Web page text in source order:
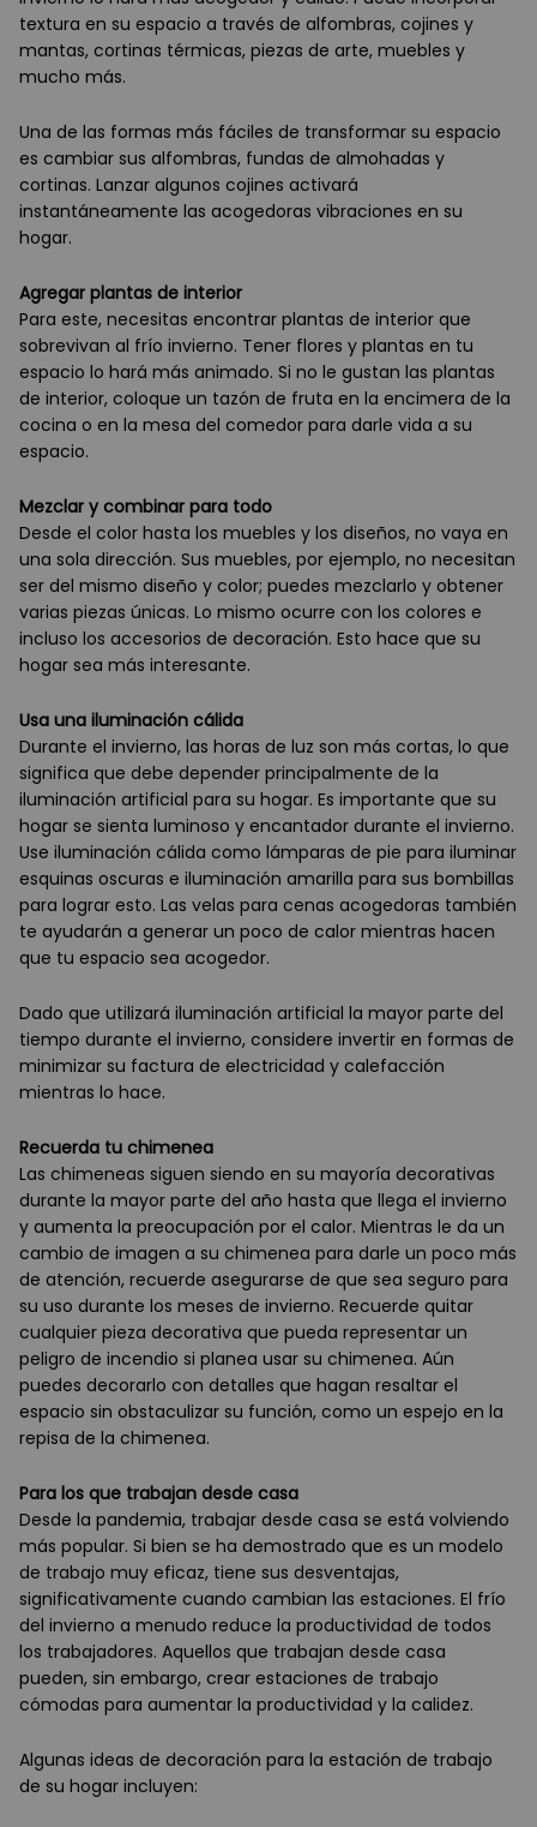
textura en su espacio a través de alfombras, cojines y
mantas, cortinas térmicas, piezas de arte, muebles y
mucho más.
Una de las formas más fáciles de transformar su espacio
es cambiar sus alfombras, fundas de almohadas y
cortinas. Lanzar algunos cojines activará
instantáneamente las acogedoras vibraciones en su
hogar.
Agregar plantas de interior
Para este, necesitas encontrar plantas de interior que
sobrevivan al frío invierno. Tener flores y plantas en tu
espacio lo hará más animado. Si no le gustan las plantas
de interior, coloque un tazón de fruta en la encimera de la
cocina o en la mesa del comedor para darle vida a su
espacio.
Mezclar y combinar para todo
Desde el color hasta los muebles y los diseños, no vaya en
una sola dirección. Sus muebles, por ejemplo, no necesitan
ser del mismo diseño y color; puedes mezclarlo y obtener
varias piezas únicas. Lo mismo ocurre con los colores e
incluso los accesorios de decoración. Esto hace que su
hogar sea más interesante.
Usa una iluminación cálida
Durante el invierno, las horas de luz son más cortas, lo que
significa que debe depender principalmente de la
iluminación artificial para su hogar. Es importante que su
hogar se sienta luminoso y encantador durante el invierno.
Use iluminación cálida como lámparas de pie para iluminar
esquinas oscuras e iluminación amarilla para sus bombillas
para lograr esto. Las velas para cenas acogedoras también
te ayudarán a generar un poco de calor mientras hacen
que tu espacio sea acogedor.
Dado que utilizará iluminación artificial la mayor parte del
tiempo durante el invierno, considere invertir en formas de
minimizar su factura de electricidad y calefacción
mientras lo hace.
Recuerda tu chimenea
Las chimeneas siguen siendo en su mayoría decorativas
durante la mayor parte del año hasta que llega el invierno
y aumenta la preocupación por el calor. Mientras le da un
cambio de imagen a su chimenea para darle un poco más
de atención, recuerde asegurarse de que sea seguro para
su uso durante los meses de invierno. Recuerde quitar
cualquier pieza decorativa que pueda representar un
peligro de incendio si planea usar su chimenea. Aún
puedes decorarlo con detalles que hagan resaltar el
espacio sin obstaculizar su función, como un espejo en la
repisa de la chimenea.
Para los que trabajan desde casa
Desde la pandemia, trabajar desde casa se está volviendo
más popular. Si bien se ha demostrado que es un modelo
de trabajo muy eficaz, tiene sus desventajas,
significativamente cuando cambian las estaciones. El frío
del invierno a menudo reduce la productividad de todos
los trabajadores. Aquellos que trabajan desde casa
pueden, sin embargo, crear estaciones de trabajo
cómodas para aumentar la productividad y la calidez.
Algunas ideas de decoración para la estación de trabajo
de su hogar incluyen: